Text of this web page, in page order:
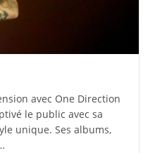
avec One Direction
le public avec sa
unique. Ses albums,